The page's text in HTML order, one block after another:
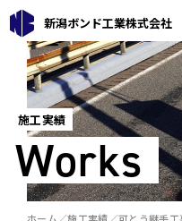
新潟ボンド工業株式会社
施工実績
Works